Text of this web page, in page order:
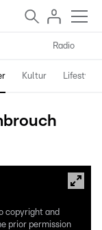
Radio
Kultur Lifestyle
copyright and
prior permission